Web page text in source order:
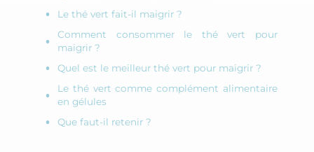
Le thé vert fait-il maigrir ?
Comment consommer le thé vert pour
maigrir ?
Quel est le meilleur thé vert pour maigrir ?
Le thé vert comme complément alimentaire
en gélules
Que faut-il retenir ?